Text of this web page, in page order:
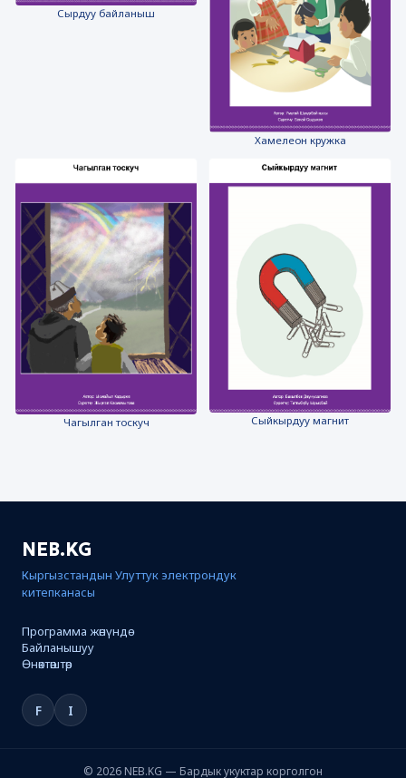
Сырдуу байланыш
Хамелеон кружка
Чагылган тоскуч Сыйкырдуу магнит
NEB.KG
Кыргызстандын Улуттук электрондук
китепканасы
Программа жөнүндө
Байланышуу
Өнөктөштөр
F I
© 2026 NEB.KG — Бардык укуктар корголгон